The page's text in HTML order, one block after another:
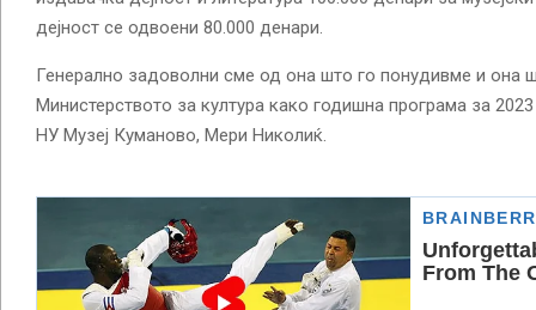
дејност се одвоени 80.000 денари.
Генерално задоволни сме од она што го понудивме и она
Министерството за култура како годишна програма за
НУ Музеј Куманово, Мери Николиќ.